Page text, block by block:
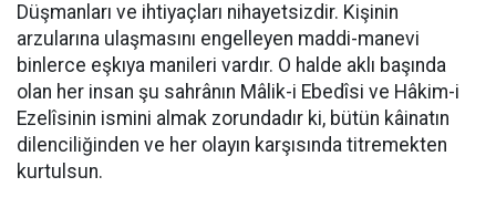
Düşmanları ve ihtiyaçları nihayetsizdir. Kişinin
arzularına ulaşmasını engelleyen maddi-manevi
binlerce eşkıya manileri vardır. O halde aklı başında
olan her insan şu sahrânın Mâlik-i Ebedîsi ve Hâkim-i
Ezelîsinin ismini almak zorundadır ki, bütün kâinatın
dilenciliğinden ve her olayın karşısında titremekten
kurtulsun.